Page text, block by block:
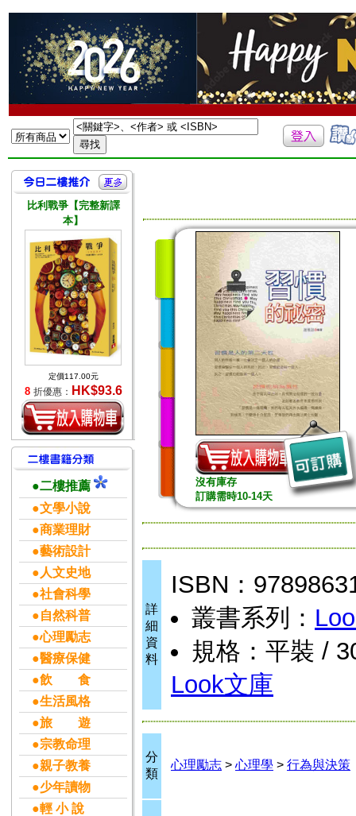
比利戰爭【完整新譯
本】
定價117.00元
8 折優惠： HK$93.6
●二樓推薦
●文學小說
●商業理財
●藝術設計
●人文史地
●社會科學
●自然科普
●心理勵志
●醫療保健
●飲 食
●生活風格
●旅 遊
●宗教命理
●親子教養
●少年讀物
●輕 小 說
沒有庫存
訂購需時10-14天
詳
細
資
料
ISBN：
叢書系列：
規格：平裝 /
Look文庫
分
類
心理勵志 > 心理學 > 行為與決策